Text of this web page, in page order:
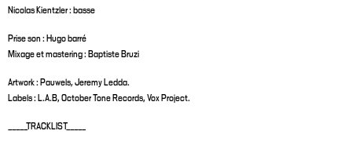
Nicolas Kientzler : basse
Prise son : Hugo barré
Mixage et mastering : Baptiste Bruzi
Artwork : Pauwels, Jeremy Ledda.
Labels : L.A.B, October Tone Records, Vox Project.
_____TRACKLIST_____